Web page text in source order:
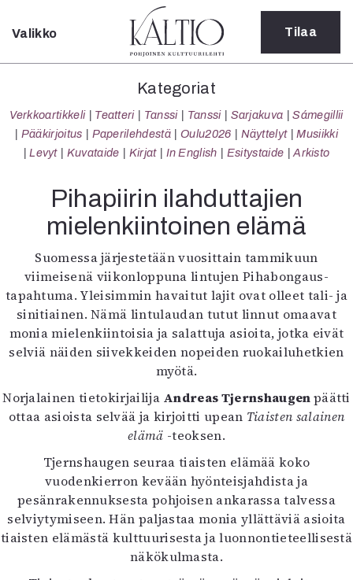
Sulje
Kategoriat
Verkkoartikkeli
Teatteri
Tanssi
Sarjakuva
Sámegillii
Pääkirjoitus
Oulu2026
Näyttelyt
Musiikki
Levyt
Kuvataide
Kirjat
In English
Esitystaide
Arkisto
Lehdet
4/2026
2–3/2026
1/2026
6/2025
5/2025 saame
Valikko Tilaa
Kategoriat
Verkkoartikkeli Teatteri Tanssi Tanssi Sarjakuva
Sámegillii
Pääkirjoitus
Paperilehdestä Oulu2026 Näyttelyt
Musiikki
Levyt
Kuvataide Kirjat In English Esitystaide Arkisto
Pihapiirin ilahduttajien
mielenkiintoinen elämä
Suomessa järjestetään vuosittain tammikuun
viimeisenä viikonloppuna lintujen Pihabongaus-
tapahtuma. Yleisimmin havaitut lajit ovat olleet tali- ja
sinitiainen. Nämä lintulaudan tutut linnut omaavat
monia mielenkiintoisia ja salattuja asioita, jotka eivät
selviä näiden siivekkeiden nopeiden ruokailuhetkien
myötä.
Norjalainen tietokirjailija Andreas Tjernshaugenpäätti
ottaa asioista selvää ja kirjoitti upean Tiaisten salainen
elämä -teoksen.
Tjernshaugen seuraa tiaisten elämää koko
vuodenkierron kevään hyönteisjahdista ja
pesänrakennuksesta pohjoisen ankarassa talvessa
selviytymiseen. Hän paljastaa monia yllättäviä asioita
tiaisten elämästä kulttuurisesta ja luonnontieteellisestä
näkökulmasta.